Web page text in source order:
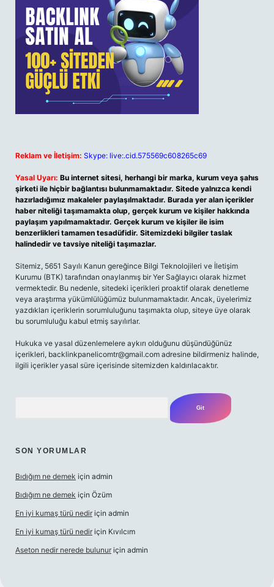
Reklam ve İletişim: Skype: live:.cid.575569c608265c69
Yasal Uyarı: Bu internet sitesi, herhangi bir marka, kurum veya şahıs
şirketi ile hiçbir bağlantısı bulunmamaktadır. Sitede yalnızca kendi
hazırladığımız makaleler paylaşılmaktadır. Burada yer alan içerikler
haber niteliği taşımamakta olup, gerçek kurum ve kişiler hakkında
paylaşım yapılmamaktadır. Gerçek kurum ve kişiler ile isim
benzerlikleri tamamen tesadüfidir. Sitemizdeki bilgiler taslak
halindedir ve tavsiye niteliği taşımazlar.
Sitemiz, 5651 Sayılı Kanun gereğince Bilgi Teknolojileri ve İletişim
Kurumu (BTK) tarafından onaylanmış bir Yer Sağlayıcı olarak hizmet
vermektedir. Bu nedenle, sitedeki içerikleri proaktif olarak denetleme
veya araştırma yükümlülüğümüz bulunmamaktadır. Ancak, üyelerimiz
yazdıkları içeriklerin sorumluluğunu taşımakta olup, siteye üye olarak
bu sorumluluğu kabul etmiş sayılırlar.
Hukuka ve yasal düzenlemelere aykırı olduğunu düşündüğünüz
içerikleri, backlinkpanelicomtr@gmail.com adresine bildirmeniz halinde,
ilgili içerikler yasal süre içerisinde sitemizden kaldırılacaktır.
SON YORUMLAR
Bıdığım ne demek için admin
Bıdığım ne demek için Özüm
En iyi kumaş türü nedir için admin
En iyi kumaş türü nedir için Kıvılcım
Aseton nedir nerede bulunur için admin